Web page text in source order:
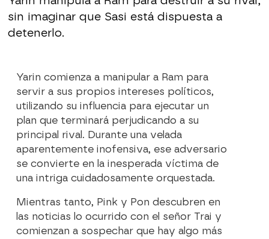
sin imaginar que Sasi está dispuesta a
detenerlo.
Yarin comienza a manipular a Ram para
servir a sus propios intereses políticos,
utilizando su influencia para ejecutar un
plan que terminará perjudicando a su
principal rival. Durante una velada
aparentemente inofensiva, ese adversario
se convierte en la inesperada víctima de
una intriga cuidadosamente orquestada.
Mientras tanto, Pink y Pon descubren en
las noticias lo ocurrido con el señor Trai y
comienzan a sospechar que hay algo más